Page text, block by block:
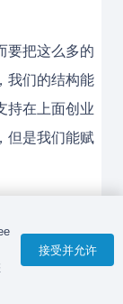
要把这么多的
我们的结构能
持在上面创业
但是我们能赋
容易看得清
地点，他可能
客户的销售如
人工智能的
接受并允许